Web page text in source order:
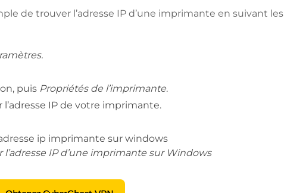
de trouver l’adresse IP d’une imprimante en suivant les
puis Propriétés de l’imprimante.
IP de votre imprimante.
l’adresse IP d’une imprimante sur Windows